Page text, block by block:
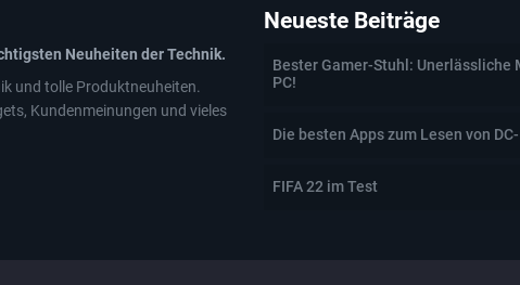
Neuheiten der Technik.
und tolle Produktneuheiten.
Kundenmeinungen und vieles
Neueste Beiträge
Bester Gamer-Stuhl: Unerlässliche
PC!
Die besten Apps zum Lesen von
FIFA 22 im Test